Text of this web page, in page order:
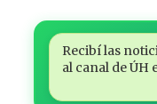
Recibí las
al canal de ÚH